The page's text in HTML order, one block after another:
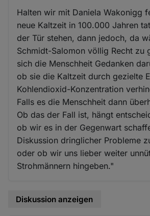
Halten wir mit Daniela Wakonigg
neue Kaltzeit in 100.000 Jahren
der Tür stehen, dann jedoch, da
Schmidt-Salomon völlig Recht zu
sich die Menschheit Gedanken
ob sie die Kaltzeit durch gezielte
Kohlendioxid-Konzentration
Falls es die Menschheit dann
Ob das der Fall ist, hängt
ob wir es in der Gegenwart
Diskussion dringlicher Probleme
oder ob wir uns lieber weiter
Strohmännern hingeben."
Diskussion anzeigen